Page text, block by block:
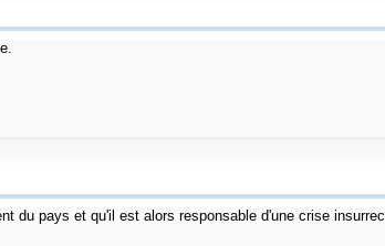
du pays et qu'il est alors responsable d'une crise